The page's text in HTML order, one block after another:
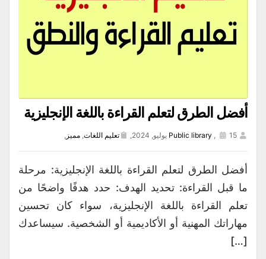
أفضل الطرق لتعلم القراءة باللغة الإنجليزية
Public library , 15 يوليو, 2024, تعليم اللغات, مميز ,
أفضل الطرق لتعلم القراءة باللغة الإنجليزية: مرحلة
ما قبل القراءة: تحديد الهدف: حدد هدفًا واضحًا من
تعلم القراءة باللغة الإنجليزية، سواء كان تحسين
مهاراتك المهنية أو الأكاديمية أو الشخصية. سيساعدك
[…]